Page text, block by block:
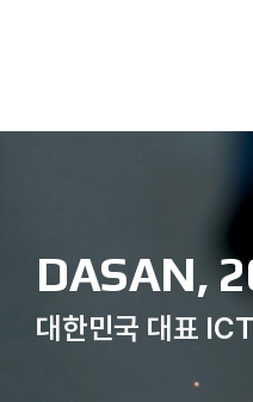
DASAN,
대한민국 대표